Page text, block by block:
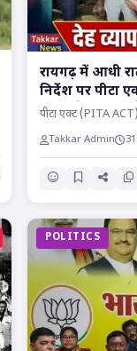
रायगढ़ में आधी
निर्देश पर
छापा, देह
पीटा एक्ट (PITA
Takkar Admin
POLITICS